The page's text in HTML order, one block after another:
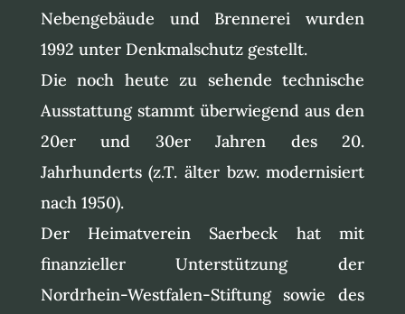
Nebengebäude und Brennerei wurden
1992 unter Denkmalschutz gestellt.
Die noch heute zu sehende technische
Ausstattung stammt überwiegend aus den
20er und 30er Jahren des 20.
Jahrhunderts (z.T. älter bzw. modernisiert
nach 1950).
Der Heimatverein Saerbeck hat mit
finanzieller Unterstützung der
Nordrhein-Westfalen-Stiftung sowie des